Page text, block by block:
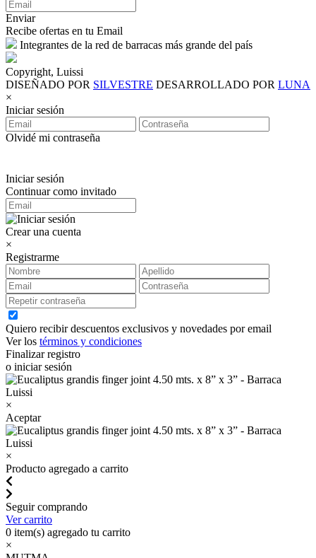
Enviar
Recibe ofertas en tu Email
Integrantes de la red de barracas más grande del país
Copyright, Luissi
DISEÑADO POR SILVESTRE DESARROLLADO POR LUNA
×
Iniciar sesión
Olvidé mi contraseña
Iniciar sesión
Continuar como invitado
Crear una cuenta
×
Registrarme
Quiero recibir descuentos exclusivos y novedades por email
Ver los términos y condiciones
Finalizar registro
o iniciar sesión
×
Aceptar
×
Producto agregado a carrito
Seguir comprando
Ver carrito
0 item(s) agregado tu carrito
×